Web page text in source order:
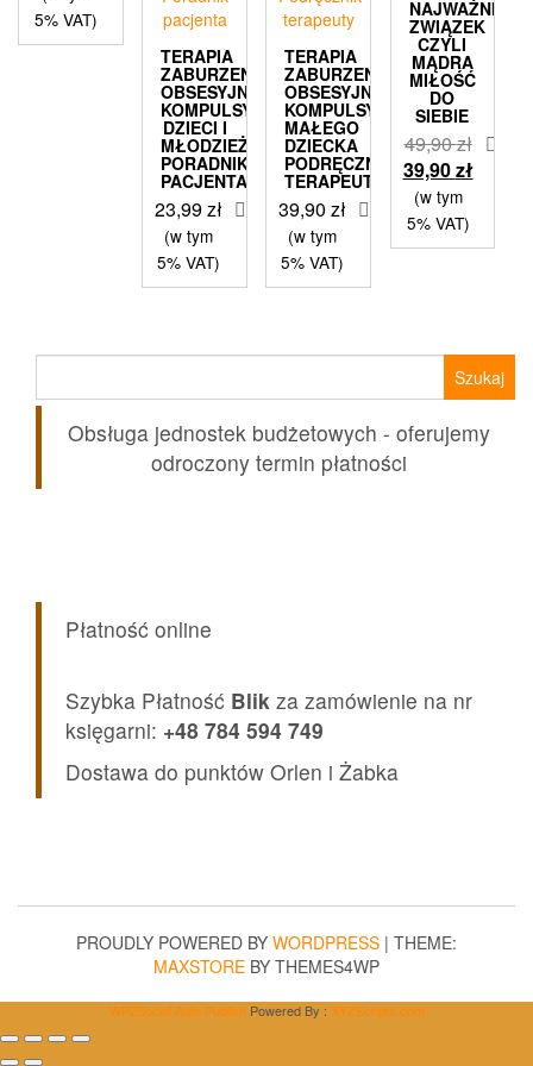
wynosiła:
34,90 zł.
wynosi:
28,99 zł.
5% VAT)
TERAPIA
ZABURZENIA
OBSESYJNO-
KOMPULSYJNEGO
DZIECI I
MŁODZIEŻY
PORADNIK
PACJENTA
23,99zł
(w tym
5% VAT)
TERAPIA
ZABURZENIA
OBSESYJNO-
KOMPULSYJNEGO
MAŁEGO
DZIECKA
PODRĘCZNIK
TERAPEUTY
39,90zł
(w tym
5% VAT)
ZWIĄZEK
CZYLI
MĄDRA
MIŁOŚĆ
DO
SIEBIE
49,90zł
Pierwotna
cena
wynosiła:
49,90 zł.
39,90zł
39,90
(w tym
5% VAT)
Obsługa jednostek budżetowych - oferujemy
odroczony termin płatności
Płatność online
Szybka Płatność Blik za zamówienie na nr
księgarni: +48 784 594 749
Dostawa do punktów Orlen i Żabka
PROUDLY POWERED BY WORDPRESS | THEME:
MAXSTORE BY THEMES4WP
WP2Social Auto Publish Powered By : XYZScripts.com